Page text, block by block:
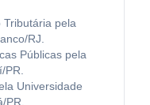
Tributária pela
RJ.
Públicas pela
Universidade
PR.